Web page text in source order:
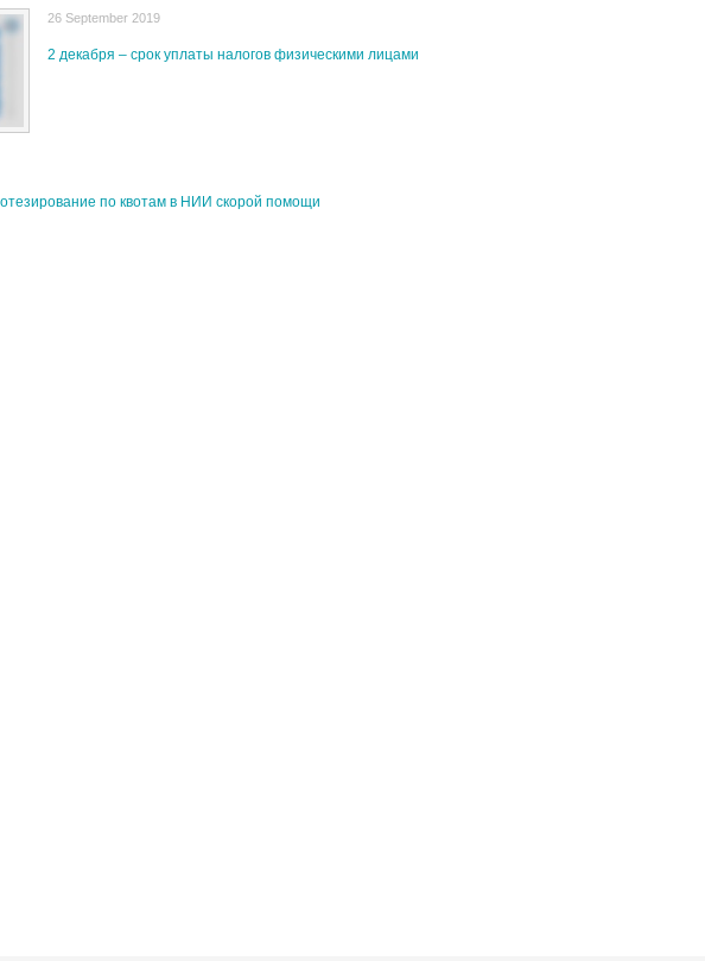
26 September 2019
2 декабря – срок уплаты налогов физическими лицами
по квотам в НИИ скорой помощи